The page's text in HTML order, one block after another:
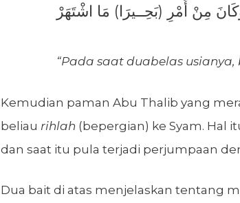
“Pada saat duabelas
Kemudian paman Abu Thalib yang
beliau rihlah (bepergian) ke Syam. Hal
dan saat itu pula terjadi perjumpaan
Dua bait di atas menjelaskan tentang